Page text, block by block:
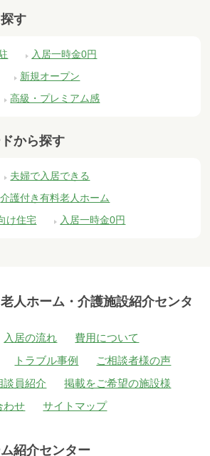
す
入居一時金0円
新規オープン
高級・プレミアム感
から探す
夫婦で入居できる
介護付き有料老人ホーム
け住宅
入居一時金0円
人ホーム・介護施設紹介センタ
入居の流れ
費用について
トラブル事例
ご相談者様の声
談員紹介
掲載をご希望の施設様
わせ サイトマップ
紹介センター